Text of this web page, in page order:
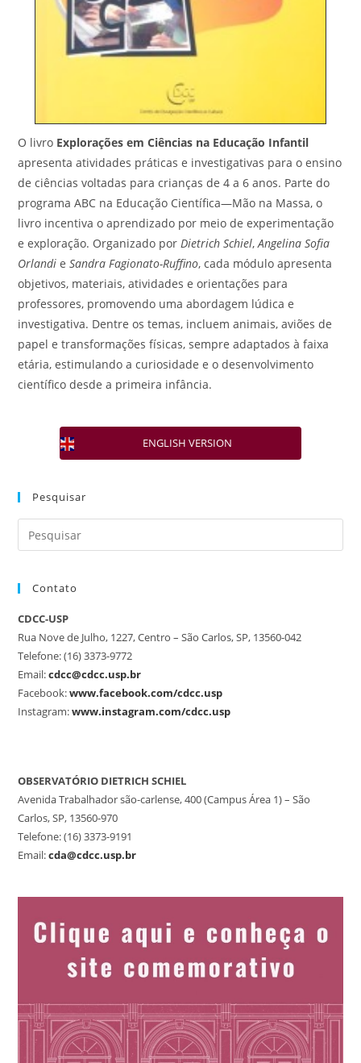
O livro Explorações em Ciências na Educação Infantil
apresenta atividades práticas e investigativas para o ensino
de ciências voltadas para crianças de 4 a 6 anos. Parte do
programa ABC na Educação Científica—Mão na Massa, o
livro incentiva o aprendizado por meio de experimentação
e exploração. Organizado porDietrich Schiel,Angelina Sofia
Orlandi eSandra Fagionato-Ruffino, cada módulo apresenta
objetivos, materiais, atividades e orientações para
professores, promovendo uma abordagem lúdica e
investigativa. Dentre os temas, incluem animais, aviões de
papel e transformações físicas, sempre adaptados à faixa
etária, estimulando a curiosidade e o desenvolvimento
científico desde a primeira infância.
ENGLISH VERSION
Pesquisar
Contato
CDCC-USP
Rua Nove de Julho, 1227, Centro – São Carlos, SP, 13560-042
Telefone: (16) 3373-9772
Email:cdcc@cdcc.usp.br
Facebook:www.facebook.com/cdcc.usp
Instagram:www.instagram.com/cdcc.usp
OBSERVATÓRIO DIETRICH SCHIEL
Avenida Trabalhador são-carlense, 400 (Campus Área 1) – São
Carlos, SP, 13560-970
Telefone: (16) 3373-9191
Email:cda@cdcc.usp.br